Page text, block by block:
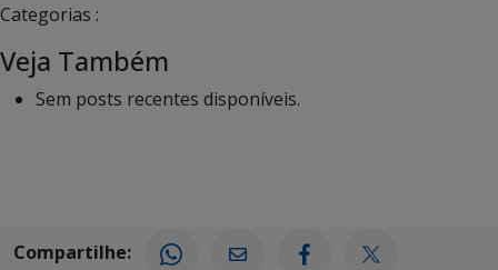
Categorias :
Veja Também
Sem posts recentes disponíveis.
Compartilhe: